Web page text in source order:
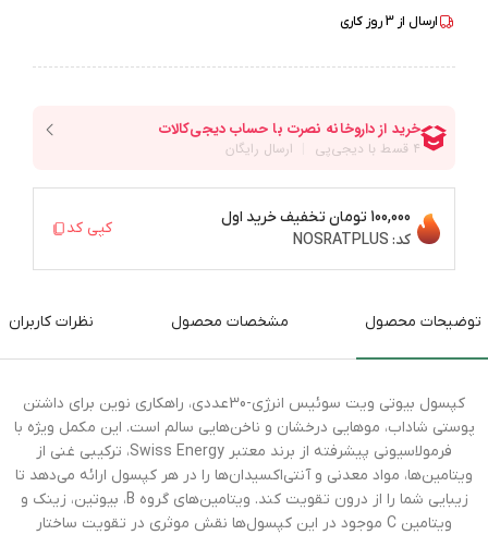
ارسال از 3روز کاری
100,000 تومان
تخفیف خرید اول
کد: NOSRATPLUS
کپی کد
توضیحات محصول مشخصات محصول نظرات کاربران
کپسول بیوتی ویت سوئیس انرژی-30عددی، راهکاری نوین برای داشتن
پوستی شاداب، موهایی درخشان و ناخن‌هایی سالم است. این مکمل ویژه با
فرمولاسیونی پیشرفته از برند معتبر Swiss Energy، ترکیبی غنی از
ویتامین‌ها، مواد معدنی و آنتی‌اکسیدان‌ها را در هر کپسول ارائه می‌دهد تا
زیبایی شما را از درون تقویت کند. ویتامین‌های گروه B، بیوتین، زینک و
ویتامین C موجود در این کپسول‌ها نقش موثری در تقویت ساختار